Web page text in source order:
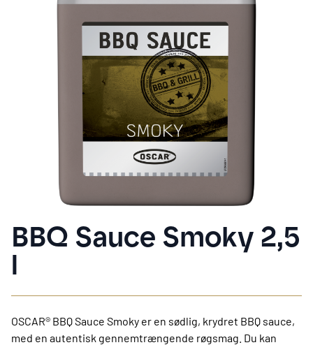
BBQ Sauce Smoky 2,5
l
OSCAR® BBQ Sauce Smoky er en sødlig, krydret BBQ sauce,
med en autentisk gennemtrængende røgsmag. Du kan